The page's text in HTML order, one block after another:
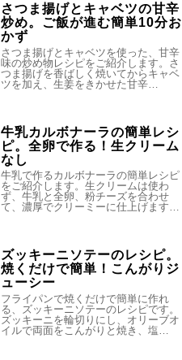
さつま揚げとキャベツの甘辛
炒め。ご飯が進む簡単10分お
かず
さつま揚げとキャベツを使った、甘辛
味の炒め物レシピをご紹介します。さ
つま揚げを香ばしく焼いてからキャベ
ツを加え、生姜をきかせた甘辛…
牛乳カルボナーラの簡単レシ
ピ。全卵で作る！生クリーム
なし
牛乳で作るカルボナーラの簡単レシピ
をご紹介します。生クリームは使わ
ず、牛乳と全卵、粉チーズを合わせ
て、濃厚でクリーミーに仕上げます…
ズッキーニソテーのレシピ。
焼くだけで簡単！こんがりジ
ューシー
フライパンで焼くだけで簡単に作れ
る、ズッキーニソテーのレシピです。
ズッキーニを輪切りにし、オリーブオ
イルで両面をこんがりと焼き、塩…